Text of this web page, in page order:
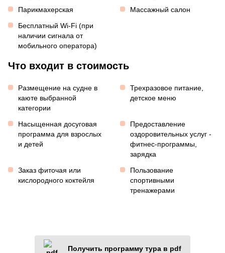
Парикмахерская
Массажный салон
Бесплатный Wi-Fi (при
наличии сигнала от
мобильного оператора)
Что входит в стоимость
Размещение на судне в
каюте выбранной
категории
Трехразовое питание,
детское меню
Насыщенная досуговая
программа для взрослых
и детей
Предоставление
оздоровительных услуг -
фитнес-программы,
зарядка
Заказ фиточая или
кислородного коктейля
Пользование
спортивными
тренажерами
Получить программу тура в pdf